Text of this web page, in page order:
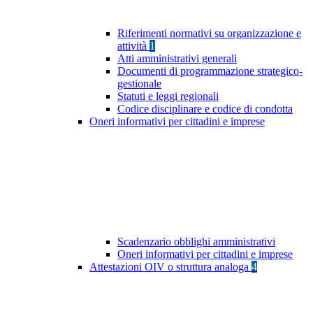
Riferimenti normativi su organizzazione e
attività 1
Atti amministrativi generali
Documenti di programmazione strategico-
gestionale
Statuti e leggi regionali
Codice disciplinare e codice di condotta
Oneri informativi per cittadini e imprese
Scadenzario obblighi amministrativi
Oneri informativi per cittadini e imprese
Attestazioni OIV o struttura analoga 4